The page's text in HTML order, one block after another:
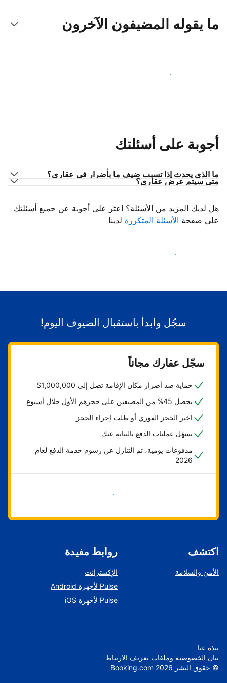
ما يقوله المضيفون الآخرون
انضم إلى مضيفين آخرين
أجوبة على أسئلتك
ما الذي يحدث إذا تسبب ضيف ما بأضرار في عقاري؟
متى سيتم عرض عقاري؟
هل لديك المزيد من الأسئلة؟ اعثر على أجوبة عن جميع أسئلتك
على صفحة الأسئلة المتكررة لدينا
ابدأ باستقبال الضيوف
سجّل وابدأ باستقبال الضيوف اليوم!
سجّل عقارك مجاناً
حماية ضد أضرار مكان الإقامة تصل إلى 1,000,000$
يحصل 45% من المضيفين على حجزهم الأول خلال أسبوع
اختر الحجز الفوري أو طلب إجراء الحجز
نسهّل عمليات الدفع بالنيابة عنك
مدفوعات يومية، تم التنازل عن رسوم خدمة الدفع لعام
2026
ابدأ الآن
اكتشف
الأمن والسلامة
روابط مفيدة
الإكسترانت
Pulse لأجهزة Android
Pulse لأجهزة iOS
نبذة عنا
بيان الخصوصية وملفات تعريف الارتباط
© حقوق النشر Booking.com 2026